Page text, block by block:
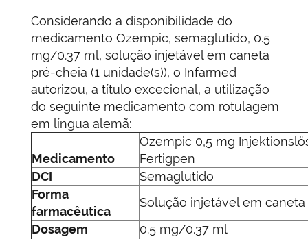
Considerando a disponibilidade do
medicamento Ozempic, semaglutido, 0.5
mg/0.37 ml, solução injetável em caneta
pré-cheia (1 unidade(s)), o Infarmed
autorizou, a título excecional, a utilização
do seguinte medicamento com rotulagem
em língua alemã:
Medicamento
Ozempic 0,5 mg
Fertigpen
DCI
Semaglutido
Forma
farmacêutica
Solução injetável em
Dosagem
0.5 mg/0.37 ml